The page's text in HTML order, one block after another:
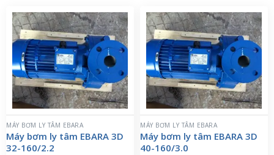
MÁY BƠM LY TÂM EBARA
Máy bơm ly tâm EBARA 3D
32-160/2.2
MÁY BƠM LY TÂM EBARA
Máy bơm ly tâm EBARA 3D
40-160/3.0